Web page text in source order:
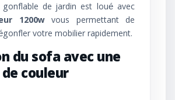
de jardin est loué avec
1200wvous permettant de
votre mobilier rapidement.
du sofa avec une
couleur